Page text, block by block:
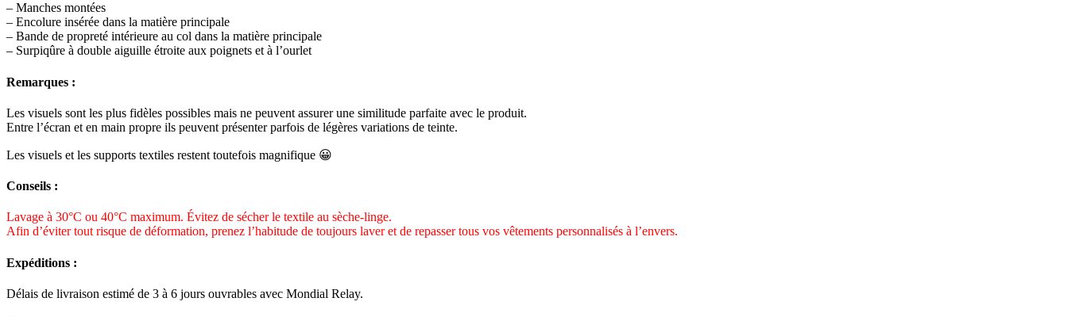
– Manches montées
– Encolure insérée dans la matière principale
– Bande de propreté intérieure au col dans la matière principale
– Surpiqûre à double aiguille étroite aux poignets et à l’ourlet
Remarques :
Les visuels sont les plus fidèles possibles mais ne peuvent assurer une similitude parfaite avec le produit.
Entre l’écran et en main propre ils peuvent présenter parfois de légères variations de teinte.
Les visuels et les supports textiles restent toutefois magnifique 😀
Conseils :
Lavage à 30°C ou 40°C maximum. Évitez de sécher le textile au sèche-linge.
Afin d’éviter tout risque de déformation, prenez l’habitude de toujours laver et de repasser tous vos vêtements personnalisés à l’envers.
Expéditions :
Délais de livraison estimé de 3 à 6 jours ouvrables avec Mondial Relay.